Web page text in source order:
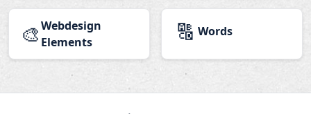
🎨 Webdesign
Elements
🔠 Words